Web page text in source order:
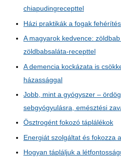
chiapudingrecepttel
Házi praktikák a fogak
A magyarok kedvence:
zöldbabsaláta-recepttel
A demencia kockázata is
házassággal
Jobb, mint a gyógyszer –
sebgyógyulásra, emésztési
Ösztrogént fokozó táplálékok
Energiát szolgáltat és fokozza
Hogyan tápláljuk a